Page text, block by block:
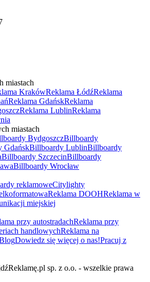
miastach
KrakówReklama ŁódźReklama
Reklama GdańskReklama
Reklama LublinReklama
miastach
BydgoszczBillboardy
GdańskBillboardy LublinBillboardy
Billboardy SzczecinBillboardy
Billboardy Wrocław
reklamoweCitylighty
Reklama DOOHReklama w
miejskiej
przy autostradachReklama przy
handlowychReklama na
Dowiedz się więcej o nas!Pracuj z
sp. z o.o. - wszelkie prawa